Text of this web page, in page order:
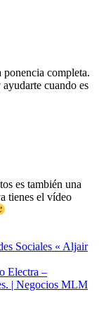
ponencia completa.
cuando es
es también una
tienes el vídeo
Sociales « Aljair
Electra –
| Negocios MLM